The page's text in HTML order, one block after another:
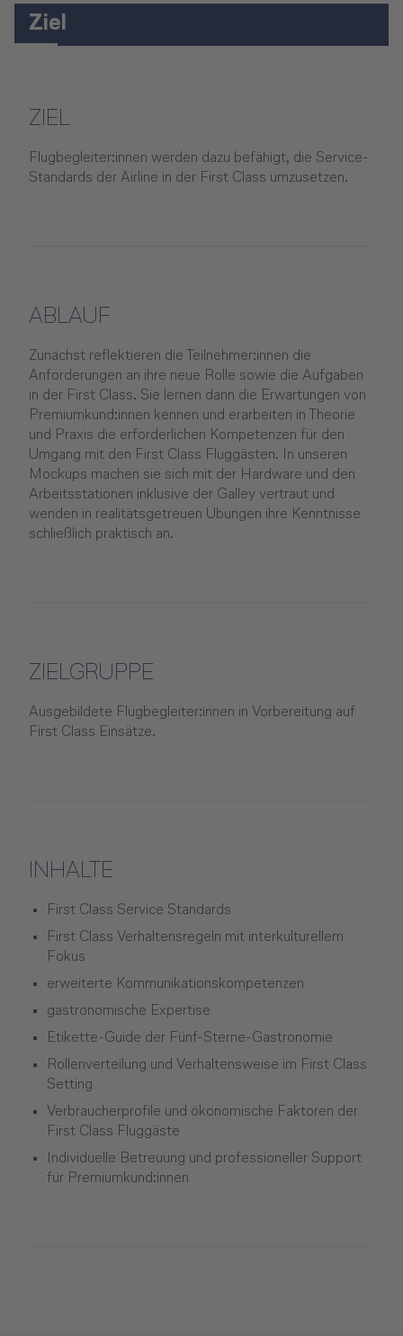
Ziel
ZIEL
Flugbegleiter:innen werden dazu befähigt, die Service-
Standards der Airline in der First Class umzusetzen.
ABLAUF
Zunächst reflektieren die Teilnehmer:innen die
Anforderungen an ihre neue Rolle sowie die Aufgaben
in der First Class. Sie lernen dann die Erwartungen von
Premiumkund:innen kennen und erarbeiten in Theorie
und Praxis die erforderlichen Kompetenzen für den
Umgang mit den First Class Fluggästen. In unseren
Mockups machen sie sich mit der Hardware und den
Arbeitsstationen inklusive der Galley vertraut und
wenden in realitätsgetreuen Übungen ihre Kenntnisse
schließlich praktisch an.
ZIELGRUPPE
Ausgebildete Flugbegleiter:innen in Vorbereitung auf
First Class Einsätze.
INHALTE
First Class Service Standards
First Class Verhaltensregeln mit interkulturellem
Fokus
erweiterte Kommunikationskompetenzen
gastronomische Expertise
Etikette-Guide der Fünf-Sterne-Gastronomie
Rollenverteilung und Verhaltensweise im First Class
Setting
Verbraucherprofile und ökonomische Faktoren der
First Class Fluggäste
Individuelle Betreuung und professioneller Support
für Premiumkund:innen